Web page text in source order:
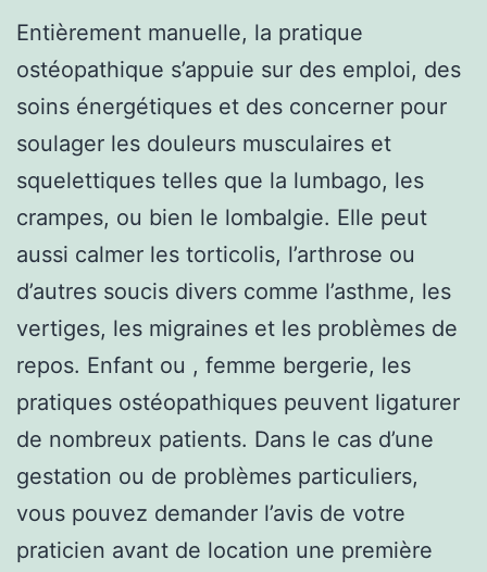
Entièrement manuelle, la pratique
ostéopathique s’appuie sur des emploi, des
soins énergétiques et des concerner pour
soulager les douleurs musculaires et
squelettiques telles que la lumbago, les
crampes, ou bien le lombalgie. Elle peut
aussi calmer les torticolis, l’arthrose ou
d’autres soucis divers comme l’asthme, les
vertiges, les migraines et les problèmes de
repos. Enfant ou , femme bergerie, les
pratiques ostéopathiques peuvent ligaturer
de nombreux patients. Dans le cas d’une
gestation ou de problèmes particuliers,
vous pouvez demander l’avis de votre
praticien avant de location une première